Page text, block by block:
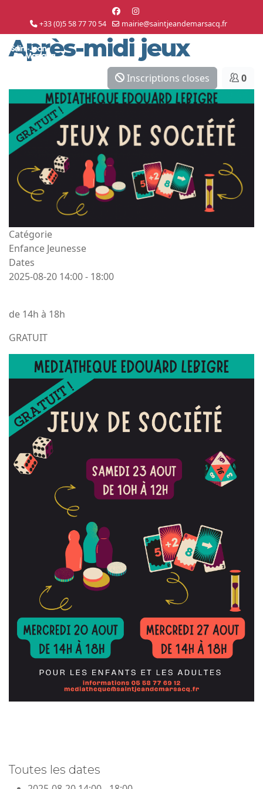
+33 (0)5 58 77 70 54 mairie@saintjeandemarsacq.fr
Après-midi jeux
Inscriptions closes 0
Catégorie
Enfance Jeunesse
Dates
2025-08-20 14:00- 18:00
de 14h à 18h
GRATUIT
Toutes les dates